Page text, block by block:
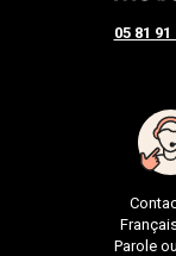
05 81 91
Parole